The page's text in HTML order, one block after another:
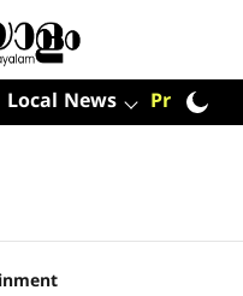
Local News Premium